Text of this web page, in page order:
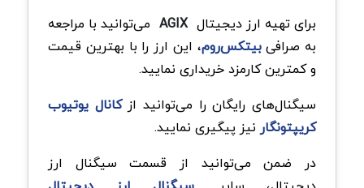
برای تهیه ارز دیجیتال AGIX می‌توانید با مراجعه
به صرافیبیتکس‌روم، این ارز را با بهترین قیمت
و کمترین کارمزد خریداری نمایید.
سیگنال‌های رایگان را می‌توانید از کانال یوتیوب
کریپتونگار نیز پیگیری نمایید.
در ضمن می‌توانید از قسمت سیگنال ارز